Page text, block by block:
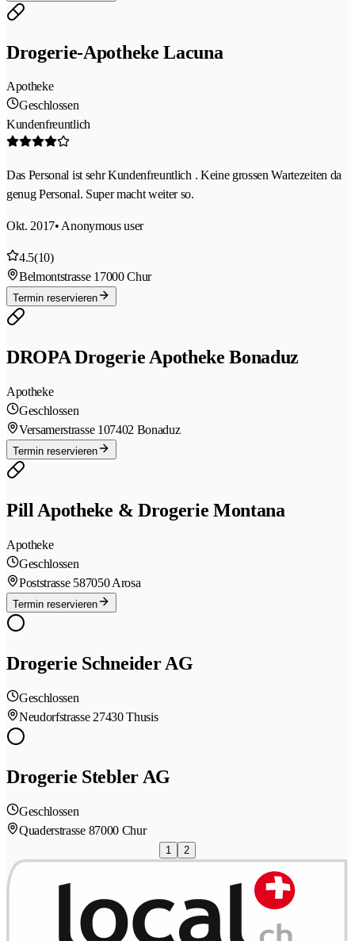
Drogerie-Apotheke Lacuna
Apotheke
Geschlossen
Kundenfreuntlich
Das Personal ist sehr Kundenfreuntlich . Keine grossen Wartezeiten da
genug Personal. Super macht weiter so.
Okt. 2017• Anonymous user
4.5(10)
Belmontstrasse 17000 Chur
Termin reservieren
DROPA Drogerie Apotheke Bonaduz
Apotheke
Geschlossen
Versamerstrasse 107402 Bonaduz
Termin reservieren
Pill Apotheke & Drogerie Montana
Apotheke
Geschlossen
Poststrasse 587050 Arosa
Termin reservieren
Drogerie Schneider AG
Geschlossen
Neudorfstrasse 27430 Thusis
Drogerie Stebler AG
Geschlossen
Quaderstrasse 87000 Chur
1 2